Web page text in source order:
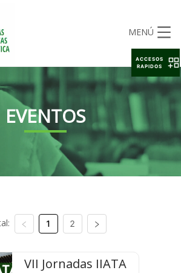
MENÚ
EVENTOS
1 2
VII Jornadas IIATA
ACCESOS
RAPIDOS